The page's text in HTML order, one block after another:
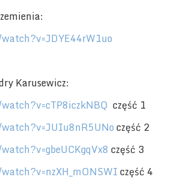
Karusewicz:
część 1
część 2
część 3
część 4